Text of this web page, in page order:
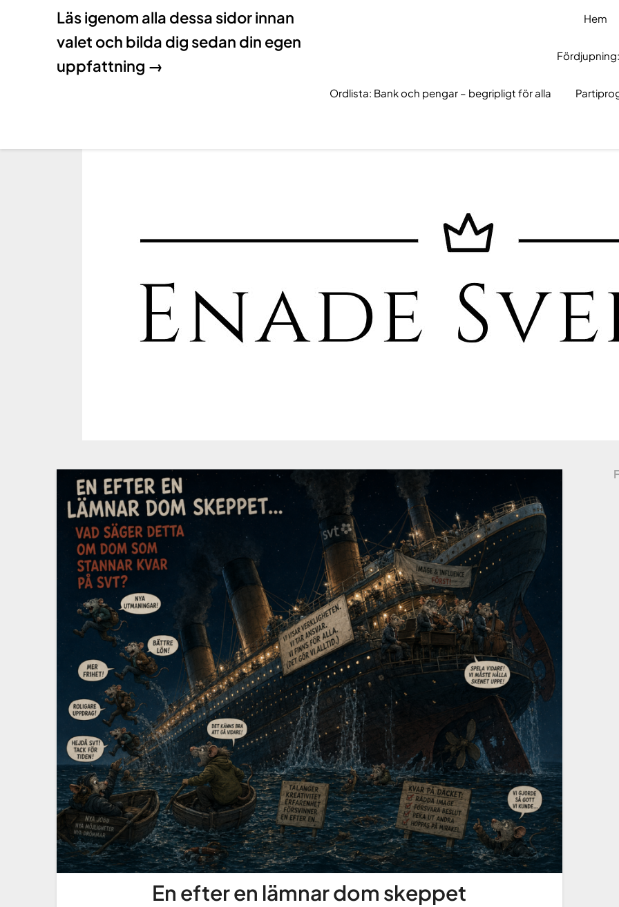
Läs igenom alla dessa sidor innan
valet och bilda dig sedan din egen
uppfattning →
Hem
Ordlista: Bank och pengar – begripligt för alla
En efter en lämnar dom skeppet